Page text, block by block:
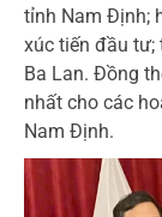
tỉnh Nam Định;
xúc tiến đầu
Ba Lan. Đồng
nhất cho các
Nam Định.